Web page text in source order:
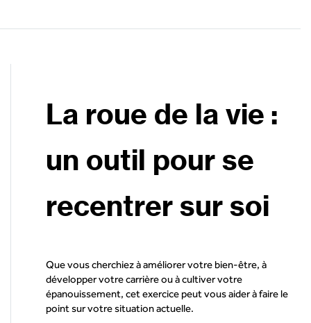
La roue de la vie :
un outil pour se
recentrer sur soi
Que vous cherchiez à améliorer votre bien-être, à
développer votre carrière ou à cultiver votre
épanouissement, cet exercice peut vous aider à faire le
point sur votre situation actuelle.